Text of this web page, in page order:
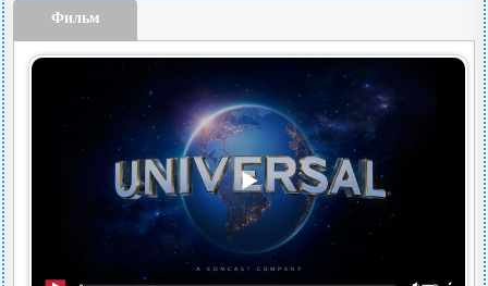
Фильм